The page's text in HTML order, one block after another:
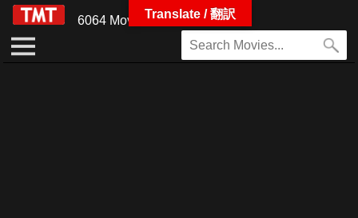
6064 MoviesTranslate / 翻訳